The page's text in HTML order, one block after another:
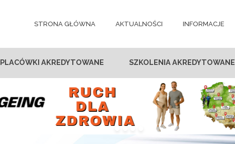
STRONA GŁÓWNA AKTUALNOŚCI INFORMACJE
PLACÓWKI AKREDYTOWANE SZKOLENIA AKREDYTOWANE